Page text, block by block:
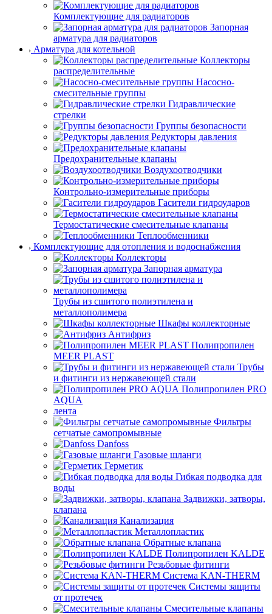
Комплектующие для радиаторов
Запорная
арматура для радиаторов
Арматура для котельной
Коллекторы
распределительные
Насосно-
смесительные группы
Гидравлические
стрелки
Группы безопасности
Редукторы давления
Предохранительные клапаны
Воздухоотводчики
Контрольно-измерительные приборы
Гасители гидроударов
Термостатические смесительные клапаны
Теплообменники
Комплектующие для отопления и водоснабжения
Коллекторы
Запорная арматура
Трубы из сшитого полиэтилена и
металлополимера
Шкафы коллекторные
Антифриз
Полипропилен
MEER PLAST
Трубы
и фитинги из нержавеющей стали
Полипропилен PRO
AQUA
лента
Фильтры
сетчатые самопромывные
Danfoss
Газовые шланги
Герметик
Гибкая подводка для
воды
Задвижки, затворы,
клапана
Канализация
Металлопластик
Обратные клапана
Полипропилен KALDE
Резьбовые фитинги
Система KAN-THERM
Системы защиты
от протечек
Смесительные клапаны